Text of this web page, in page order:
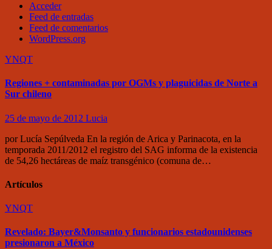
Acceder
Feed de entradas
Feed de comentarios
WordPress.org
YNQT
Regiones + contaminadas por OGMs y plaguicidas de Norte a
Sur chileno
25 de mayo de 2012 Lucia
por Lucía Sepúlveda En la región de Arica y Parinacota, en la
temporada 2011/2012 el registro del SAG informa de la existencia
de 54,26 hectáreas de maíz transgénico (comuna de…
Artículos
YNQT
Revelado: Bayer&Monsanto y funcionarios estadounidenses
presionaron a México